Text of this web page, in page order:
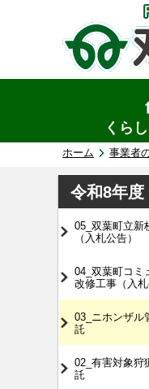
くら
ホーム 事業者
令和8年度
05_双葉町立新
（入札公告）
04_双葉町コミ
改修工事（入札
03_ニホンザル
託
02_有害対象狩
託